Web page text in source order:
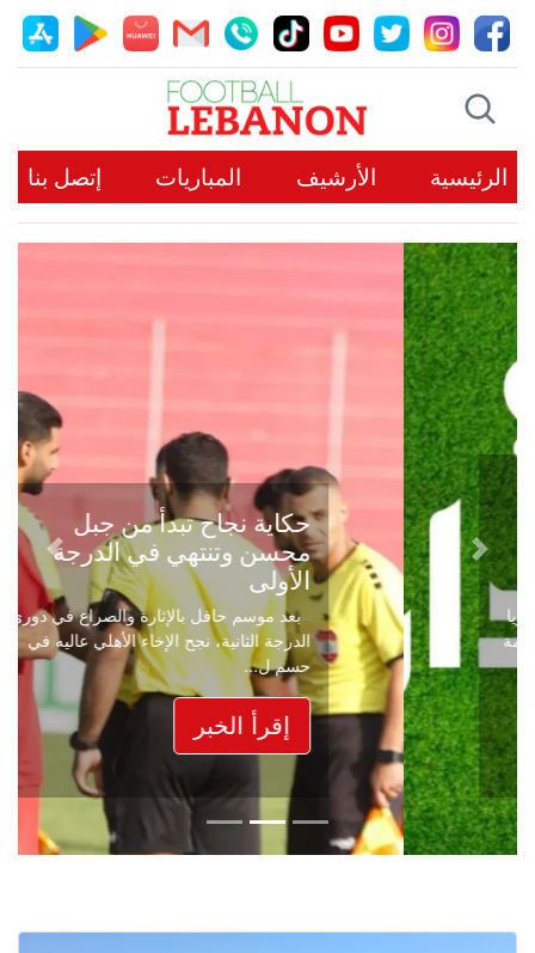
الرئيسية الأرشيف المباريات إتصل بنا
حكاية نجاح تبدأ من جبل
محسن وتنتهي في الدرجة
الأولى
بعد موسم حافل بالإثارة والصراع في دوري
الدرجة الثانية، نجح الإخاء الأهلي عاليه في
حسم ل...
إقرأ الخبر
Previous
Next